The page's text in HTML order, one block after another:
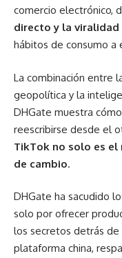
comercio electrónico,
directo y la
hábitos de consumo a
La combinación entre
geopolítica y la
DHGate muestra
reescribirse desde el
TikTok no solo es
de cambio.
DHGate ha sacudido
solo por ofrecer
los secretos detrás de
plataforma china,